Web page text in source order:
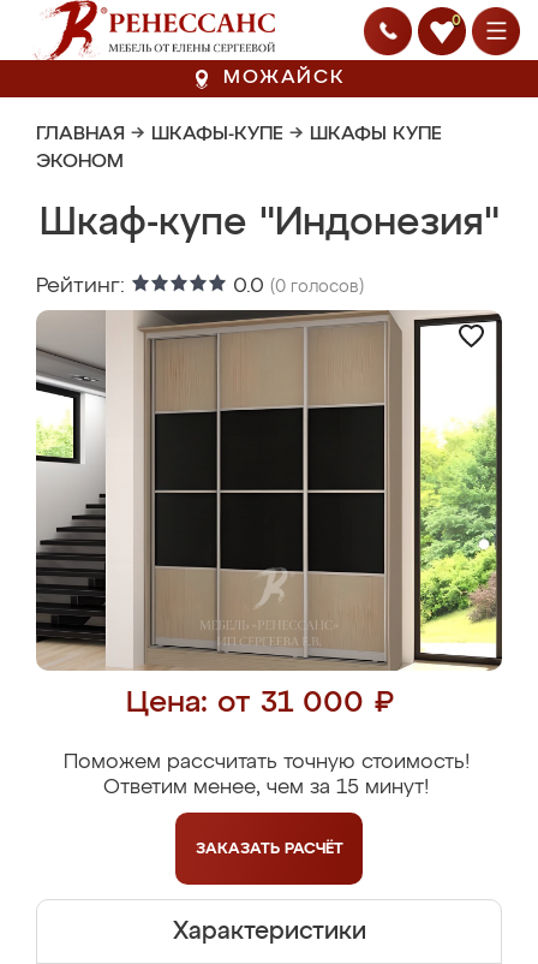
0
МОЖАЙСК
ГЛАВНАЯ → ШКАФЫ-КУПЕ → ШКАФЫ КУПЕ
ЭКОНОМ
Шкаф-купе "Индонезия"
Рейтинг: 0.0 (0 голосов)
Цена: от 31 000 ₽
Поможем рассчитать точную стоимость!
Ответим менее, чем за 15 минут!
ЗАКАЗАТЬ РАСЧЁТ
Характеристики